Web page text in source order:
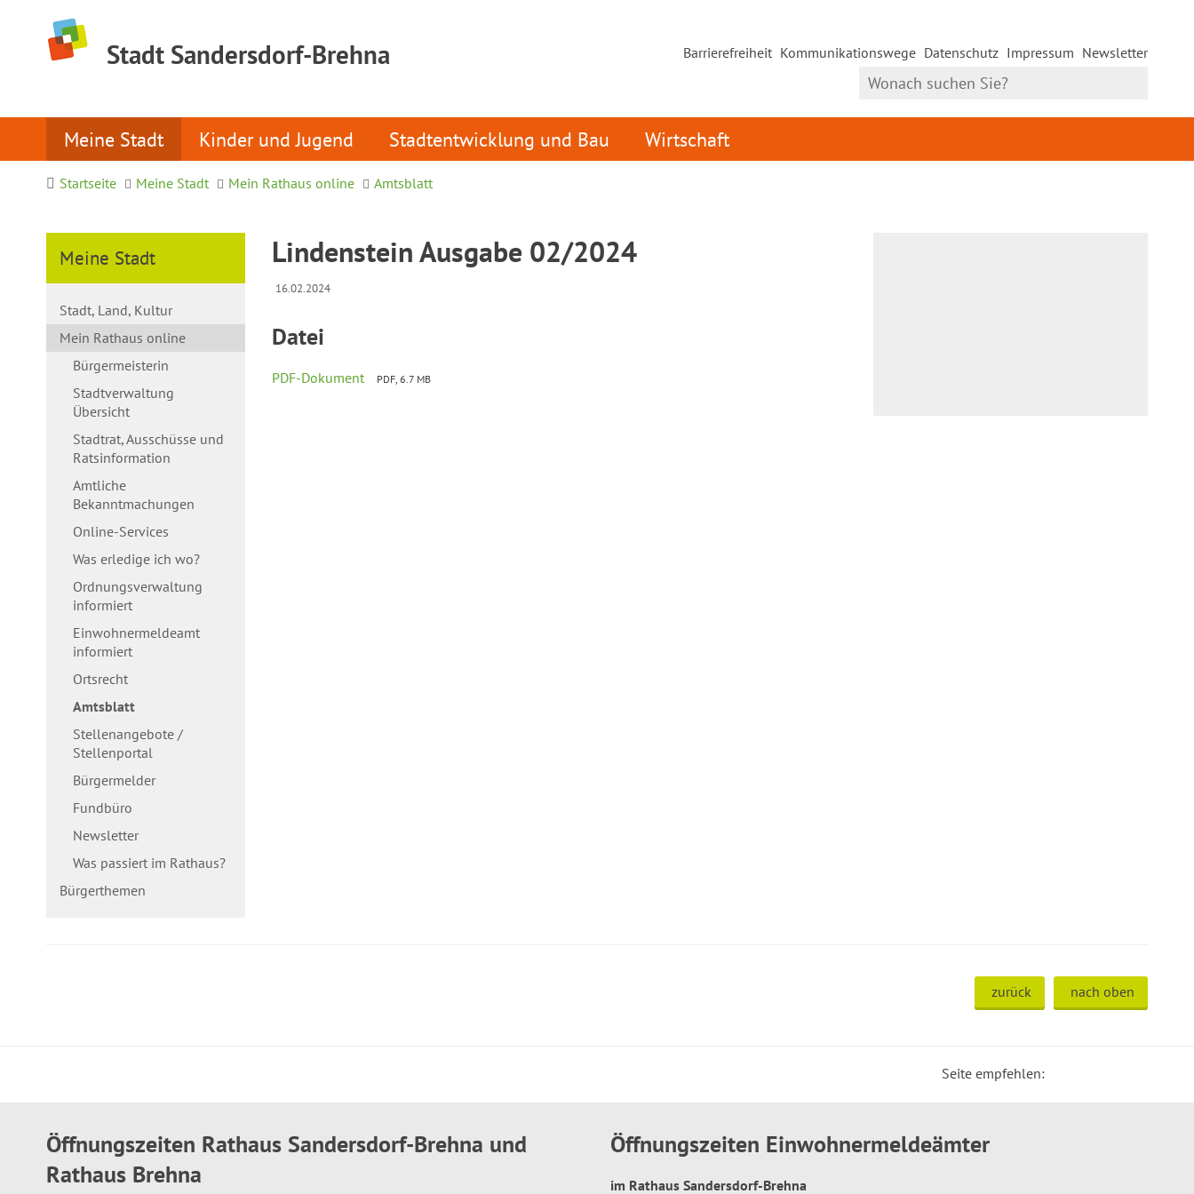
Stadt Sandersdorf-Brehna Barrierefreiheit Kommunikationswege Datenschutz Impressum Newsletter
Meine Stadt Kinder und Jugend Stadtentwicklung und Bau Wirtschaft
Startseite Meine Stadt Mein Rathaus online Amtsblatt
Meine Stadt
Stadt, Land, Kultur
Mein Rathaus online
Bürgermeisterin
Stadtverwaltung
Übersicht
Stadtrat, Ausschüsse und
Ratsinformation
Amtliche
Bekanntmachungen
Online-Services
Was erledige ich wo?
Ordnungsverwaltung
informiert
Einwohnermeldeamt
informiert
Ortsrecht
Amtsblatt
Stellenangebote /
Stellenportal
Bürgermelder
Fundbüro
Newsletter
Was passiert im Rathaus?
Bürgerthemen
Lindenstein Ausgabe 02/2024
16.02.2024
Datei
PDF-Dokument PDF, 6.7 MB
zurück nach oben
Seite empfehlen:
Öffnungszeiten Rathaus Sandersdorf-Brehna und
Rathaus Brehna
Öffnungszeiten Einwohnermeldeämter
im Rathaus Sandersdorf-Brehna